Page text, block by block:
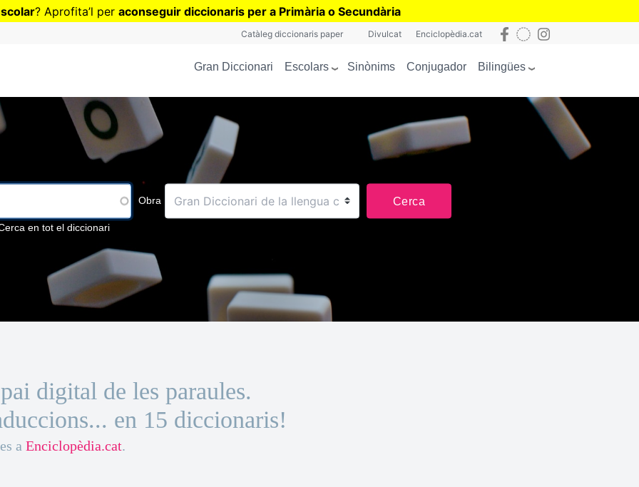
Vés
? Aprofita’l per aconseguir diccionaris per a Primària o Secundària
Catàleg diccionaris paper Divulcat Enciclopèdia.cat
Gran Diccionari Escolars Sinònims Conjugador Bilingües
Obra Cerca
en tot el diccionari
digital de les paraules.
en 15 diccionaris!
a Enciclopèdia.cat.